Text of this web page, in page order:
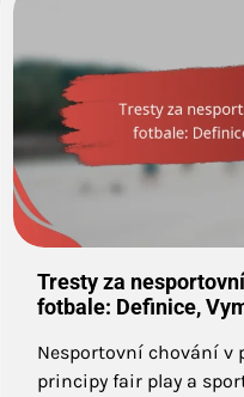
Tresty za
fotbale: Definice,
Nesportovní chování v
principy fair play a